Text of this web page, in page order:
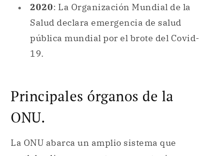
Principales órganos de la
ONU.
engloba diversos programas, organismos y
agencias que se especializan en distintas
las Naciones Unidas para la Infancia) está